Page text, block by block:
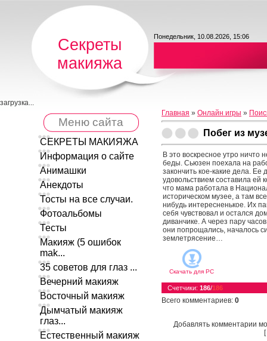
Секреты
макияжа
Понедельник, 10.08.2026, 15:06
загрузка...
Меню сайта
СЕКРЕТЫ МАКИЯЖА
Информация о сайте
Анимашки
Анекдоты
Тосты на все случаи.
Фотоальбомы
Тесты
Макияж (5 ошибок
mak...
35 советов для глаз ...
Вечерний макияж
Восточный макияж
Дымчатый макияж
глаз...
Естественный макияж
Главная » Онлайн игры »
Побег из
В это воскресное утро ничто
беды. Сьюзен поехала на
закончить кое-какие дела. Ее
удовольствием составила ей
что мама работала в
историческом музее, а там
нибудь интересненькое. Их
себя чувствовал и остался
диванчике. А через пару часов
они попрощались, началось
землетрясение…
Скачать для PC
Счетчики: 186/186
Всего комментариев: 0
Добавлять комментарии
[